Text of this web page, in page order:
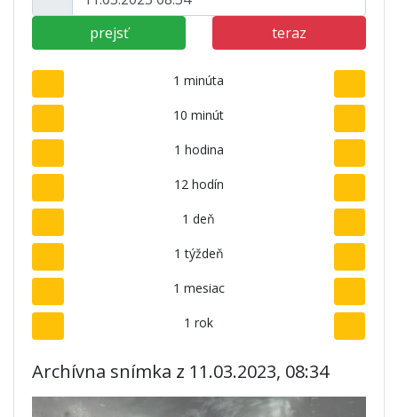
prejsť teraz
1 minúta
10 minút
1 hodina
12 hodín
1 deň
1 týždeň
1 mesiac
1 rok
Archívna snímka z 11.03.2023, 08:34